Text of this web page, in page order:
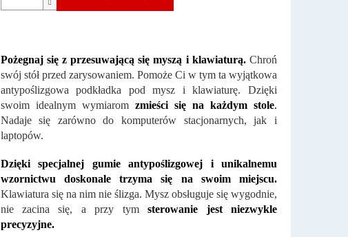
Pożegnaj się z przesuwającą się myszą i klawiaturą.Chroń
swój stół przed zarysowaniem. Pomoże Ci w tym ta wyjątkowa
antypoślizgowa podkładka pod mysz i klawiaturę. Dzięki
swoim idealnym wymiarom zmieści się na każdym stole.
Nadaje się zarówno do komputerów stacjonarnych, jak i
laptopów.
Dzięki specjalnej gumie antypoślizgowej i unikalnemu
wzornictwu doskonale trzyma się na swoim miejscu.
Klawiatura się na nim nie ślizga. Mysz obsługuje się wygodnie,
nie zacina się, a przy tymsterowanie jest niezwykle
precyzyjne.